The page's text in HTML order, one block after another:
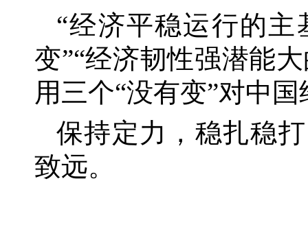
“经济平稳运行的主
变”“经济韧性强潜能
用三个“没有变”对中
保持定力，稳扎稳
致远。